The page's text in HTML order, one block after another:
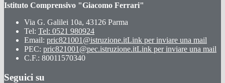
Istituto Comprensivo "Giacomo Ferrari"
Via G. Galilei 10a, 43126 Parma
Tel: Tel: 0521 980924
Email: pric821001@istruzione.itLink per inviare una mail
PEC: pric821001@pec.istruzione.itLink per inviare una mail
C.F.: 80011570340
Seguici su